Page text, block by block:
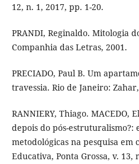
12, n. 1, 2017, pp. 1-20.
PRANDI, Reginaldo. Mitologia
Companhia das Letras, 2001.
PRECIADO, Paul B. Um
travessia. Rio de Janeiro:
RANNIERY, Thiago. MACEDO,
depois do pós-estruturalismo?:
metodológicas na pesquisa em
Educativa, Ponta Grossa, v. 13,